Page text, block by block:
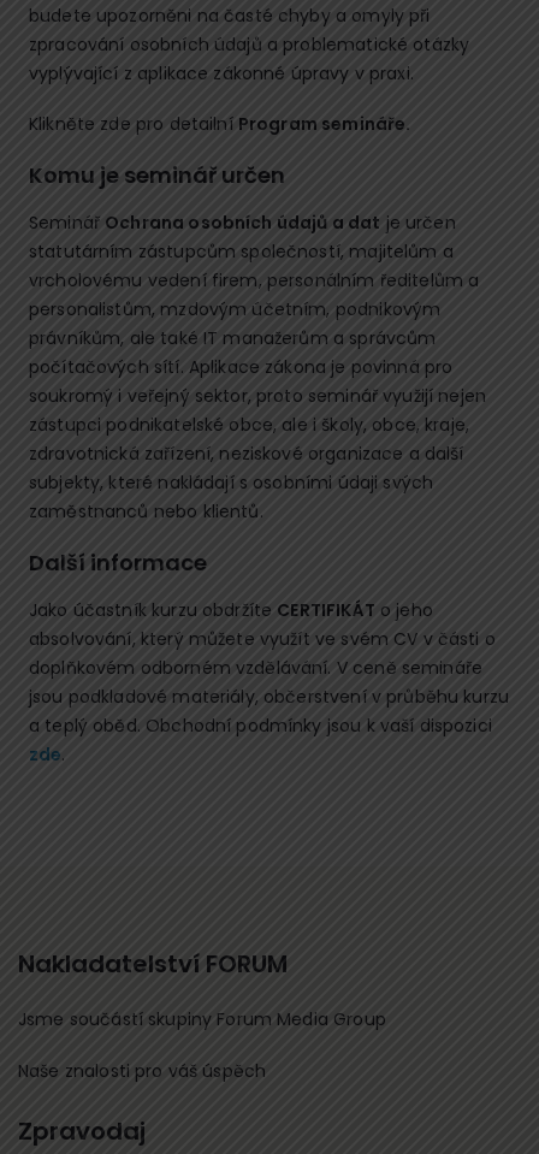
budete upozorněni na časté chyby a omyly při
zpracování osobních údajů a problematické otázky
vyplývající z aplikace zákonné úpravy v praxi.
Klikněte zde pro detailní Program semináře.
Komu je seminář určen
Seminář Ochrana osobních údajů a dat je určen
statutárním zástupcům společností, majitelům a
vrcholovému vedení firem, personálním ředitelům a
personalistům, mzdovým účetním, podnikovým
právníkům, ale také IT manažerům a správcům
počítačových sítí. Aplikace zákona je povinná pro
soukromý i veřejný sektor, proto seminář využijí nejen
zástupci podnikatelské obce, ale i školy, obce, kraje,
zdravotnická zařízení, neziskové organizace a další
subjekty, které nakládají s osobními údaji svých
zaměstnanců nebo klientů.
Další informace
Jako účastník kurzu obdržíte CERTIFIKÁT o jeho
absolvování, který můžete využít ve svém CV v části o
doplňkovém odborném vzdělávání. V ceně semináře
jsou podkladové materiály, občerstvení v průběhu kurzu
a teplý oběd. Obchodní podmínky jsou k vaší dispozici
zde.
Nakladatelství FORUM
Jsme součástí skupiny Forum Media Group
Naše znalosti pro váš úspěch
Zpravodaj